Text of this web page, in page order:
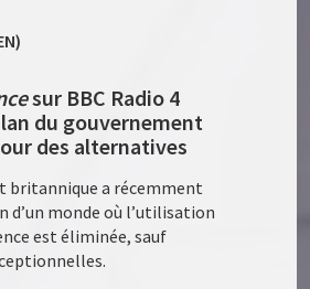
sur BBC Radio 4
du gouvernement
des alternatives
britannique a récemment
d’un monde où l’utilisation
est éliminée, sauf